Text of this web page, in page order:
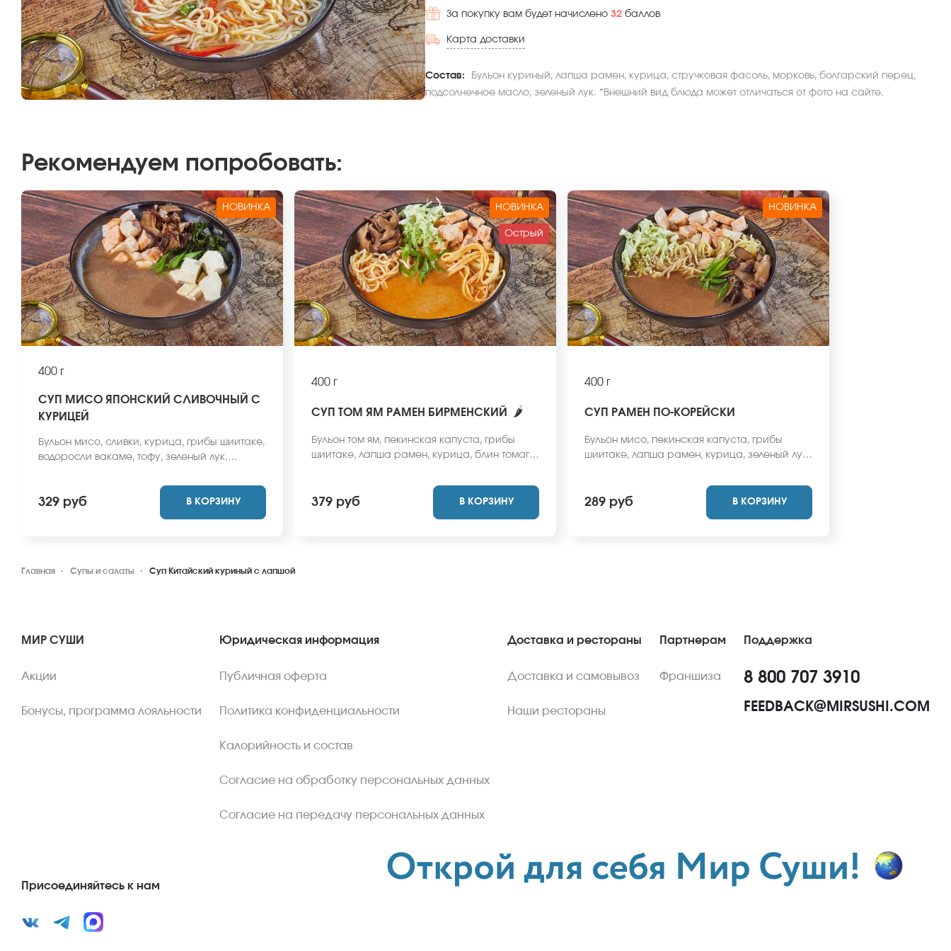
За покупку вам будет начислено 32 баллов
Карта доставки
Состав:
Бульон куриный, лапша рамен, курица, стручковая фасоль, морковь, болгарский перец,
подсолнечное масло, зеленый лук. *Внешний вид блюда может отличаться от фото на сайте.
Рекомендуем попробовать:
НОВИНКА
400 г
СУП МИСО ЯПОНСКИЙ СЛИВОЧНЫЙ С
КУРИЦЕЙ
Бульон мисо, сливки, курица, грибы шиитаке,
водоросли вакаме, тофу, зеленый лук.
329 руб В КОРЗИНУ
НОВИНКА
Острый
400 г
СУП ТОМ ЯМ РАМЕН БИРМЕНСКИЙ 🌶
Бульон том ям, пекинская капуста, грибы
шиитаке, лапша рамен, курица, блин томаго,
отличаться от фото на сайте.
379 руб В КОРЗИНУ
НОВИНКА
400 г
СУП РАМЕН ПО-КОРЕЙСКИ
Бульон мисо, пекинская капуста, грибы
шиитаке, лапша рамен, курица, зеленый лук.
289 руб В КОРЗИНУ
Главная Супы и салаты Суп Китайский куриный с лапшой
МИР СУШИ
Акции
Бонусы, программа лояльности
Юридическая информация
Публичная оферта
Политика конфиденциальности
Калорийность и состав
Согласие на обработку персональных данных
Согласие на передачу персональных данных
Доставка и рестораны
Доставка и самовывоз
Наши рестораны
Партнерам
Франшиза
Поддержка
8 800 707 3910
FEEDBACK@MIRSUSHI.COM
Присоединяйтесь к нам